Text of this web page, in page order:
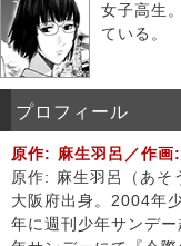
女子高生
ている。
プロフィール
原作: 麻生羽呂／作画
原作: 麻生羽呂（あそ
大阪府出身。2004年
年に週刊少年サンデ